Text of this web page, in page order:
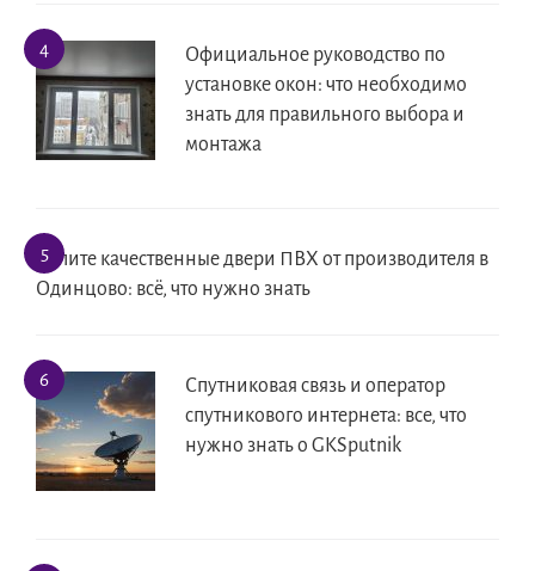
Официальное руководство по
установке окон: что необходимо
знать для правильного выбора и
монтажа
Купите качественные двери ПВХ от производителя в
Одинцово: всё, что нужно знать
Спутниковая связь и оператор
спутникового интернета: все, что
нужно знать о GKSputnik